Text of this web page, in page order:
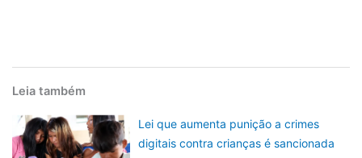
Leia também
Lei que aumenta punição a crimes
digitais contra crianças é sancionada